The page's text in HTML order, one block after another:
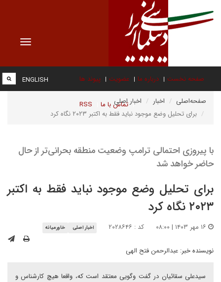
Toggle
صفحه نخست درباره ما عضویت پیوند ها
تماس با ما RSS
ENGLISH
صفحه‌اصلی اخبار
اخبار اصلی
برای تحلیل وضع موجود نباید فقط به اکتبر ۲۰۲۳ نگاه کرد
با پیروزی احتمالی ترامپ وضعیت منطقه بحرانی‌تر از حال
حاضر خواهد شد
برای تحلیل وضع موجود نباید فقط به اکتبر
۲۰۲۳ نگاه کرد
کد : ۲۰۲۸۶۴۶ اخبار اصلی خاورمیانه
نویسنده خبر: عبدالرحمن فتح الهی
سیدعلی سقائیان در گفت وگویی معتقد است که، واقعا هیچ کارشناس و